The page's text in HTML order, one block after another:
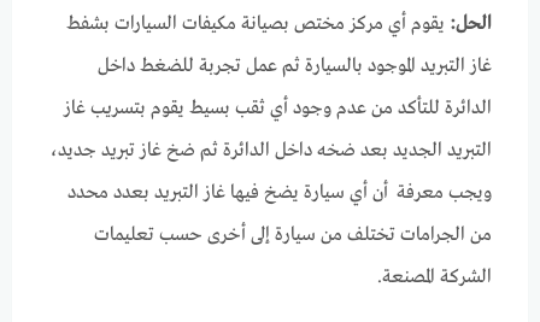
الحل: يقوم أي مركز مختص بصيانة مكيفات السيارات بشفط
غاز التبريد الموجود بالسيارة ثم عمل تجربة للضغط داخل
الدائرة للتأكد من عدم وجود أي ثقب بسيط يقوم بتسريب غاز
التبريد الجديد بعد ضخه داخل الدائرة ثم ضخ غاز تبريد جديد،
ويجب معرفة أن أي سيارة يضخ فيها غاز التبريد بعدد محدد
من الجرامات تختلف من سيارة إلى أخرى حسب تعليمات
الشركة المصنعة.